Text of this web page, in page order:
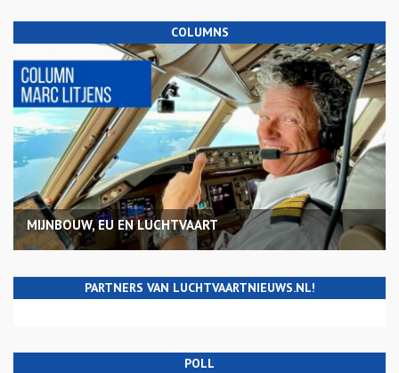
COLUMNS
MIJNBOUW, EU EN LUCHTVAART
PARTNERS VAN LUCHTVAARTNIEUWS.NL!
POLL